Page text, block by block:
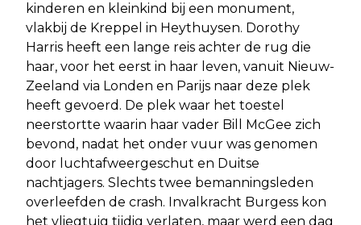
kinderen en kleinkind bij een monument,
vlakbij de Kreppel in Heythuysen. Dorothy
Harris heeft een lange reis achter de rug die
haar, voor het eerst in haar leven, vanuit Nieuw-
Zeeland via Londen en Parijs naar deze plek
heeft gevoerd. De plek waar het toestel
neerstortte waarin haar vader Bill McGee zich
bevond, nadat het onder vuur was genomen
door luchtafweergeschut en Duitse
nachtjagers. Slechts twee bemanningsleden
overleefden de crash. Invalkracht Burgess kon
het vliegtuig tijdig verlaten, maar werd een dag